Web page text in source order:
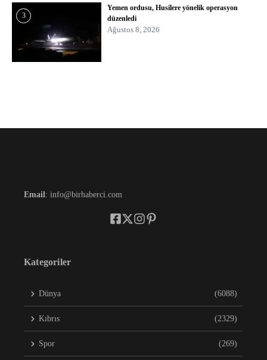
3
Yemen ordusu, Husilere yönelik operasyon
düzenledi
Ağustos 8, 2026
Email: info@birhaberci.com
Kategoriler
Dünya (6088)
Kıbrıs (2329)
Spor (269)